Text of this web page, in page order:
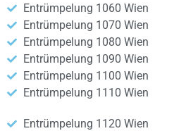
Entrümpelung 1060 Wien
Entrümpelung 1070 Wien
Entrümpelung 1080 Wien
Entrümpelung 1090 Wien
Entrümpelung 1100 Wien
Entrümpelung 1110 Wien
Entrümpelung 1120 Wien